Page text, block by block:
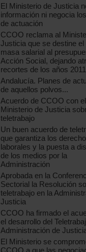
El Ministerio de Justicia
información ni negocia
de actuación
CCOO reclama al
Justicia que se destine el
masa salarial al
Acción Social, dejando
recortes de los años
Andalucía. Planes de
de aquellos polvos...
Acuerdo de CCOO con el
Ministerio de Justicia
teletrabajo
Un buen acuerdo de
que garantiza los
laborales y la puesta a
de los medios por la
Administración
Aprobada en la
Sectorial la Resolución
teletrabajo en la
Justicia
CCOO ha firmado el
el desarrollo del
Administración de
El Ministerio se